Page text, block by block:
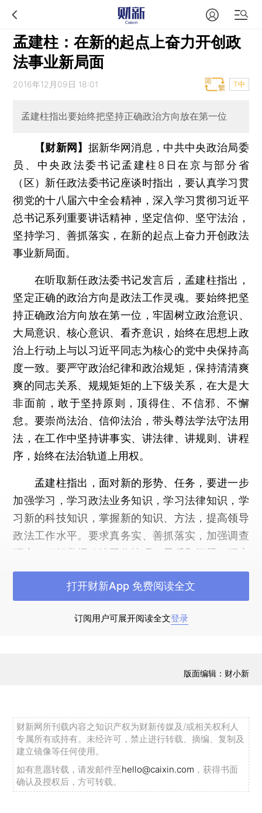
孟建柱：在新的起点上奋力开创政
法事业新局面
2016年12月09日 18:01 T中
孟建柱指出要始终把坚持正确政治方向放在第一位
【财新网】 据新华网消息，中共中央政治局委
员、中央政法委书记孟建柱8日在京与部分省
（区）新任政法委书记座谈时指出，要认真学习贯
彻党的十八届六中全会精神，深入学习贯彻习近平
总书记系列重要讲话精神，坚定信仰、坚守法治，
坚持学习、善抓落实，在新的起点上奋力开创政法
事业新局面。
在听取新任政法委书记发言后，孟建柱指出，
坚定正确的政治方向是政法工作灵魂。要始终把坚
持正确政治方向放在第一位，牢固树立政治意识、
大局意识、核心意识、看齐意识，始终在思想上政
治上行动上与以习近平同志为核心的党中央保持高
度一致。要严守政治纪律和政治规矩，保持清清爽
爽的同志关系、规规矩矩的上下级关系，在大是大
非面前，敢于坚持原则，顶得住、不信邪、不懈
怠。要崇尚法治、信仰法治，带头尊法学法守法用
法，在工作中坚持讲事实、讲法律、讲规则、讲程
序，始终在法治轨道上用权。
孟建柱指出，面对新的形势、任务，要进一步
加强学习，学习政法业务知识，学习法律知识，学
习新的科技知识，掌握新的知识、方法，提高领导
政法工作水平。要求真务实、善抓落实，加强调查
研究，了解掌握政法工作情况、矛盾和问题，研究
把握规律，加强工作指导和检查督导，确保政法工
作各项部署落到实处、取得实效。要善于统筹协
遇到的重大问题。（完）
订阅用户可展开阅读全文登录
打开财新App 免费阅读全文
版面编辑：财小新
财新网所刊载内容之知识产权为财新传媒及/或相关权利人
专属所有或持有。未经许可，禁止进行转载、摘编、复制及
建立镜像等任何使用。
如有意愿转载，请发邮件至hello@caixin.com ，获得书面
确认及授权后，方可转载。